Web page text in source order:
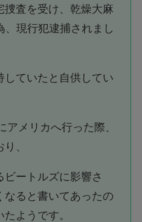
捜査を受け、乾燥大麻
、現行犯逮捕されまし
していたと自供してい
アメリカへ行った際、
、
ートルズに影響さ
なると書いてあったの
ようです。